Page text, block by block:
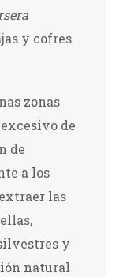
y cofres
zonas
de
de
a los
las
y
natural